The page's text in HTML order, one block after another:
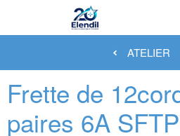
au
contenu
principal
Spécialiste en
ATELIER
Frette de
paires 6A